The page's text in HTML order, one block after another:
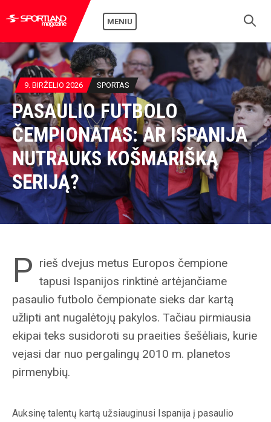
MENIU
9. BIRŽELIO 2026 SPORTAS
PASAULIO FUTBOLO
ČEMPIONATAS: AR ISPANIJA
NUTRAUKS KOŠMARIŠKĄ
SERIJĄ?
P rieš dvejus metus Europos čempione
tapusi Ispanijos rinktinė artėjančiame
pasaulio futbolo čempionate sieks dar kartą
užlipti ant nugalėtojų pakylos. Tačiau pirmiausia
ekipai teks susidoroti su praeities šešėliais, kurie
vejasi dar nuo pergalingų 2010 m. planetos
pirmenybių.
Auksinę talentų kartą užsiauginusi Ispanija į pasaulio